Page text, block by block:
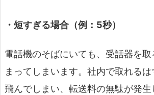
・短すぎる場合（例：5秒）
電話機のそばにいても、受話器を
まってしまいます。社内で取れる
飛んでしまい、転送料の無駄が発生